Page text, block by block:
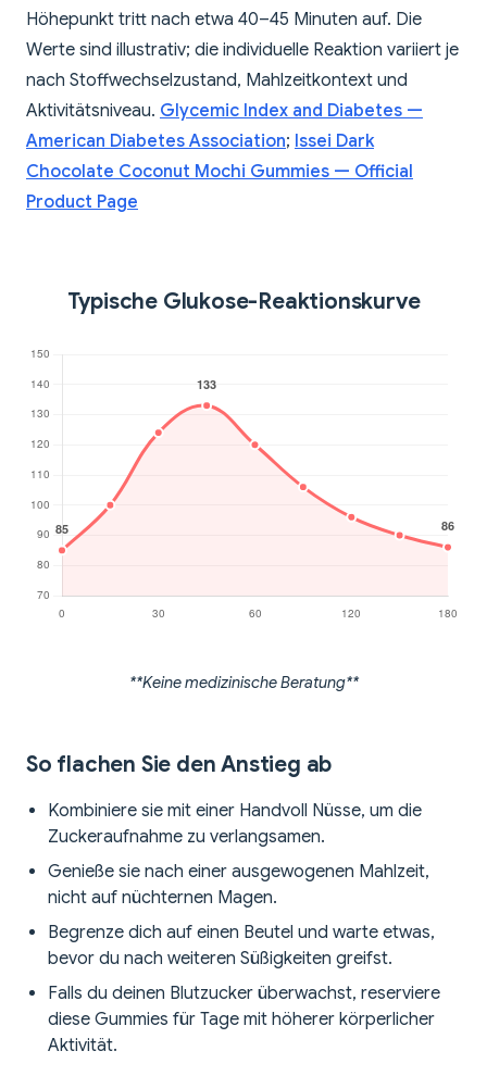
Höhepunkt tritt nach etwa 40–45 Minuten auf. Die
Werte sind illustrativ; die individuelle Reaktion variiert je
nach Stoffwechselzustand, Mahlzeitkontext und
Aktivitätsniveau. Glycemic Index and Diabetes —
American Diabetes Association; Issei Dark
Chocolate Coconut Mochi Gummies — Official
Product Page
Typische Glukose-Reaktionskurve
**Keine medizinische Beratung**
So flachen Sie den Anstieg ab
Kombiniere sie mit einer Handvoll Nüsse, um die
Zuckeraufnahme zu verlangsamen.
Genieße sie nach einer ausgewogenen Mahlzeit,
nicht auf nüchternen Magen.
Begrenze dich auf einen Beutel und warte etwas,
bevor du nach weiteren Süßigkeiten greifst.
Falls du deinen Blutzucker überwachst, reserviere
diese Gummies für Tage mit höherer körperlicher
Aktivität.